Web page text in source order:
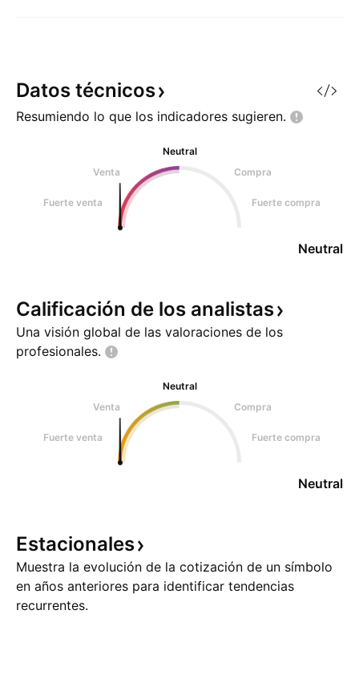
Datos técnicos
Resumiendo lo que los indicadores sugieren.
Neutral
Venta
Compra
Fuerte venta Fuerte compra
Neutral
Calificación de los analistas
Una visión global de las valoraciones de los
profesionales.
Neutral
Venta
Compra
Fuerte venta Fuerte compra
Neutral
Estacionales
Muestra la evolución de la cotización de un símbolo
en años anteriores para identificar tendencias
recurrentes.